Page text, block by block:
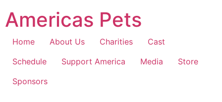
content
Americas Pets
Home About Us Charities
Cast
Schedule
Support America Media
Store
Sponsors